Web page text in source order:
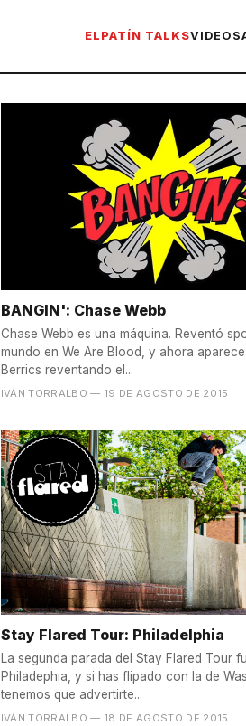
ELPATÍN TALKSVIDEOS
BANGIN': Chase Webb
Chase Webb es una máquina. Reventó
mundo en We Are Blood, y ahora
Berrics reventando el...
IVÁN TORRALBO — 19 DE AGOSTO DE 2015
Stay Flared Tour: Philadelphia
La segunda parada del Stay Flared Tour
Philadephia, y si has flipado con la de
tenemos que advertirte...
IVÁN TORRALBO — 18 DE AGOSTO DE 2015